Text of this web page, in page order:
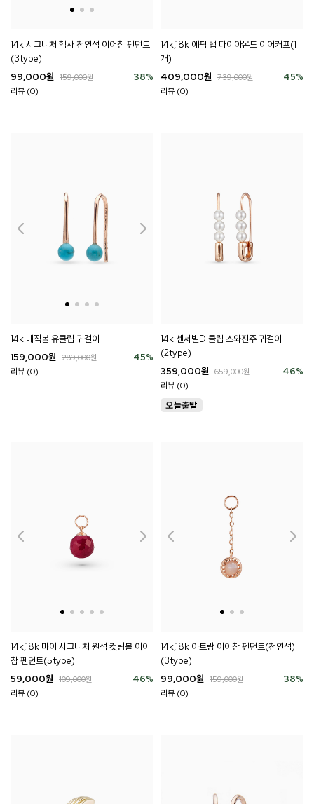
14k 시그니처 헥사 천연석 이어참 펜던트
(3type)
38%
99,000원 159,000원
리뷰 (0)
14k,18k 에픽 랩 다이아몬드 이어커프(1
개)
45%
409,000원 739,000원
리뷰 (0)
14k 매직볼 유클립 귀걸이
45%
159,000원 289,000원
리뷰 (0)
14k 센서빌D 클립 스와진주 귀걸이
(2type)
46%
359,000원 659,000원
리뷰 (0)
14k,18k 마이 시그니처 원석 컷팅볼 이어
참 펜던트(5type)
46%
59,000원 109,000원
리뷰 (0)
14k,18k 아트랑 이어참 펜던트(천연석)
(3type)
38%
99,000원 159,000원
리뷰 (0)